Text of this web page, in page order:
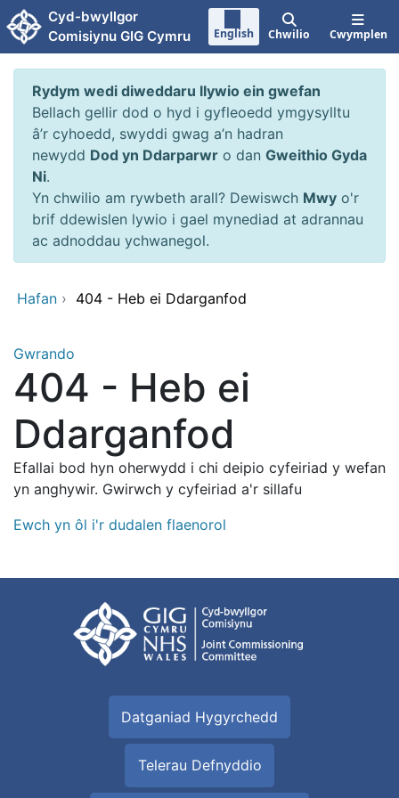
Neidio i'r prif gynnwy
Cyd-bwyllgor
Comisiynu GIG Cymru
English Chwilio Cwymplen
Rydym wedi diweddaru llywio ein gwefan
Bellach gellir dod o hyd i gyfleoedd ymgysylltu
â’r cyhoedd, swyddi gwag a’n hadran
newydd Dod yn Ddarparwr o dan Gweithio Gyda
Ni.
Yn chwilio am rywbeth arall? Dewiswch Mwy o'r
brif ddewislen lywio i gael mynediad at adrannau
ac adnoddau ychwanegol.
Hafan › 404 - Heb ei Ddarganfod
Gwrando
404 - Heb ei
Ddarganfod
Efallai bod hyn oherwydd i chi deipio cyfeiriad y wefan
yn anghywir. Gwirwch y cyfeiriad a'r sillafu
Ewch yn ôl i'r dudalen flaenorol
Datganiad Hygyrchedd
Telerau Defnyddio